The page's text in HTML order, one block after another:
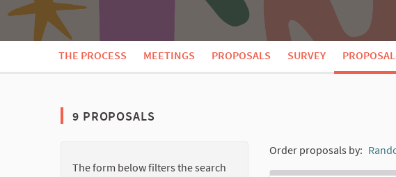
THE PROCESS MEETINGS PROPOSALS SURVEY
9 PROPOSALS
The form below filters the search
Order proposals by: